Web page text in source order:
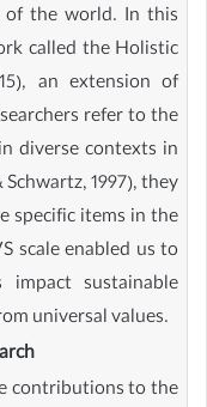
of the world. In this
called the Holistic
an extension of
refer to the
diverse contexts in
1997), they
specific items in the
scale enabled us to
sustainable
universal values.
contributions to the